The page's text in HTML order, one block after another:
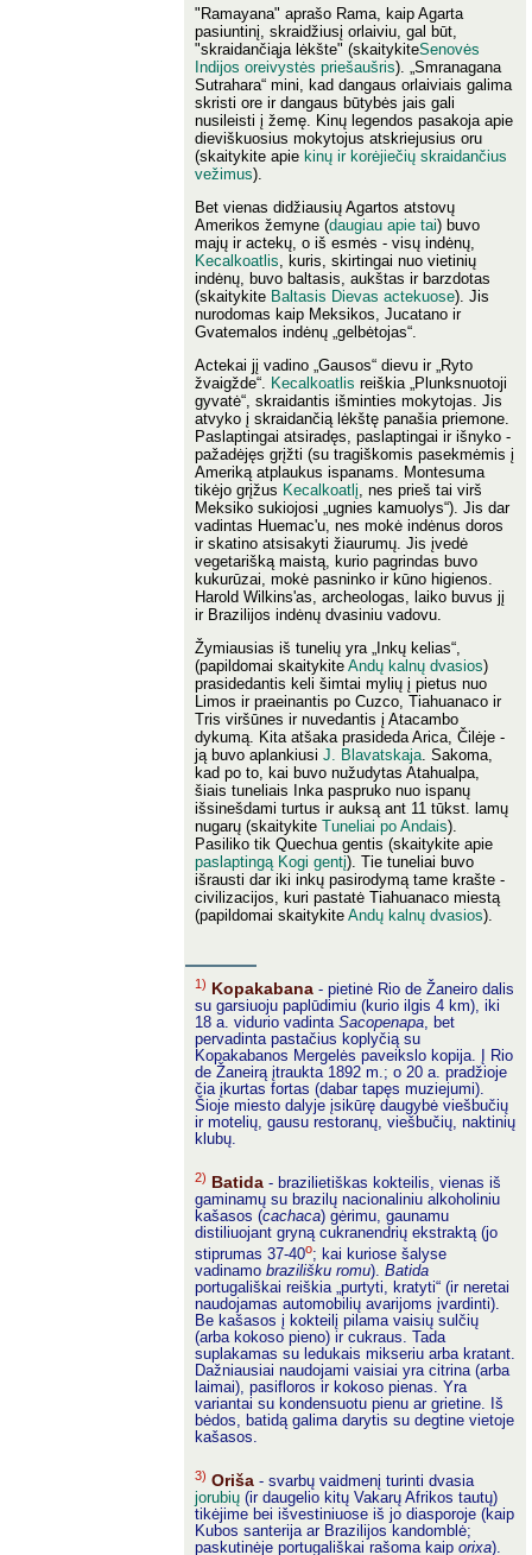
"Ramayana" aprašo Rama, kaip Agarta
pasiuntinį, skraidžiusį orlaiviu, gal būt,
"skraidančiąja lėkšte" (skaitykiteSenovės
Indijos oreivystės priešaušris). „Smranagana
Sutrahara“ mini, kad dangaus orlaiviais galima
skristi ore ir dangaus būtybės jais gali
nusileisti į žemę. Kinų legendos pasakoja apie
dieviškuosius mokytojus atskriejusius oru
(skaitykite apie kinų ir korėjiečių skraidančius
vežimus).
Bet vienas didžiausių Agartos atstovų
Amerikos žemyne (daugiau apie tai) buvo
majų ir actekų, o iš esmės - visų indėnų,
Kecalkoatlis , kuris, skirtingai nuo vietinių
indėnų, buvo baltasis, aukštas ir barzdotas
(skaitykite Baltasis Dievas actekuose). Jis
nurodomas kaip Meksikos, Jucatano ir
Gvatemalos indėnų „gelbėtojas“.
Actekai jį vadino „Gausos“ dievu ir „Ryto
žvaigžde“. Kecalkoatlis reiškia „Plunksnuotoji
gyvatė“, skraidantis išminties mokytojas. Jis
atvyko į skraidančią lėkštę panašia priemone.
Paslaptingai atsiradęs, paslaptingai ir išnyko -
pažadėjęs grįžti (su tragiškomis pasekmėmis į
Ameriką atplaukus ispanams. Montesuma
tikėjo grįžus Kecalkoatlį, nes prieš tai virš
Meksiko sukiojosi „ugnies kamuolys“). Jis dar
vadintas Huemac'u, nes mokė indėnus doros
ir skatino atsisakyti žiaurumų. Jis įvedė
vegetarišką maistą, kurio pagrindas buvo
kukurūzai, mokė pasninko ir kūno higienos.
Harold Wilkins'as, archeologas, laiko buvus jį
ir Brazilijos indėnų dvasiniu vadovu.
Žymiausias iš tunelių yra „Inkų kelias“,
(papildomai skaitykite Andų kalnų dvasios)
prasidedantis keli šimtai mylių į pietus nuo
Limos ir praeinantis po Cuzco, Tiahuanaco ir
Tris viršūnes ir nuvedantis į Atacambo
dykumą. Kita atšaka prasideda Arica, Čilėje -
ją buvo aplankiusi J. Blavatskaja. Sakoma,
kad po to, kai buvo nužudytas Atahualpa,
šiais tuneliais Inka paspruko nuo ispanų
išsinešdami turtus ir auksą ant 11 tūkst. lamų
nugarų (skaitykite Tuneliai po Andais).
Pasiliko tik Quechua gentis (skaitykite apie
paslaptingą Kogi gentį). Tie tuneliai buvo
išrausti dar iki inkų pasirodymą tame krašte -
civilizacijos, kuri pastatė Tiahuanaco miestą
(papildomai skaitykite Andų kalnų dvasios).
1) Kopakabana - pietinė Rio de Žaneiro dalis
su garsiuoju paplūdimiu (kurio ilgis 4 km), iki
18 a. vidurio vadinta Sacopenapa, bet
pervadinta pastačius koplyčią su
Kopakabanos Mergelės paveikslo kopija. Į Rio
de Žaneirą įtraukta 1892 m.; o 20 a. pradžioje
čia įkurtas fortas (dabar tapęs muziejumi).
Šioje miesto dalyje įsikūrę daugybė viešbučių
ir motelių, gausu restoranų, viešbučių, naktinių
klubų.
2) Batida - brazilietiškas kokteilis, vienas iš
gaminamų su brazilų nacionaliniu alkoholiniu
kašasos (cachaca) gėrimu, gaunamu
distiliuojant gryną cukranendrių ekstraktą (jo
stiprumas 37-40o; kai kuriose šalyse
vadinamo brazilišku romu). Batida
portugališkai reiškia „purtyti, kratyti“ (ir neretai
naudojamas automobilių avarijoms įvardinti).
Be kašasos į kokteilį pilama vaisių sulčių
(arba kokoso pieno) ir cukraus. Tada
suplakamas su ledukais mikseriu arba kratant.
Dažniausiai naudojami vaisiai yra citrina (arba
laimai), pasifloros ir kokoso pienas. Yra
variantai su kondensuotu pienu ar grietine. Iš
bėdos, batidą galima darytis su degtine vietoje
kašasos.
3) Oriša - svarbų vaidmenį turinti dvasia
jorubių (ir daugelio kitų Vakarų Afrikos tautų)
tikėjime bei išvestiniuose iš jo diasporoje (kaip
Kubos santerija ar Brazilijos kandomblė;
paskutinėje portugališkai rašoma kaip orixa).